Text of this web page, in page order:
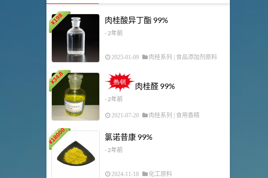
¥
198 肉桂酸异丁酯 99%
- 2年前
2025-01-09 肉桂系列 | 食品添加剂原料
¥
34.8
肉桂醛 99%
- 2年前
2021-07-20 肉桂系列 食用香精
¥
18000 氯诺昔康 99%
- 2年前
2024-11-18 化工原料